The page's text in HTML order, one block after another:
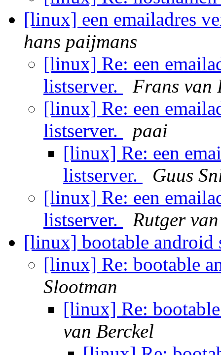
[linux] een emailadres
hans paijmans
[linux] Re: een
listserver.
Frans van
[linux] Re: een
listserver.
paai
[linux] Re: een
listserver.
Guus
[linux] Re: een
listserver.
Rutger
[linux] bootable android
[linux] Re: bootable
Slootman
[linux] Re:
van Berckel